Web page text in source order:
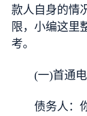
款人自身的情
限，小编这里
考。
(一)首通
债务人：